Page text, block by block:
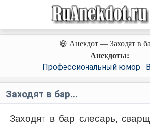
😄 Анекдот — Заходят в
Анекдоты:
Профессиональный юмор|
Заходят в бар...
Заходят в бар слесарь,